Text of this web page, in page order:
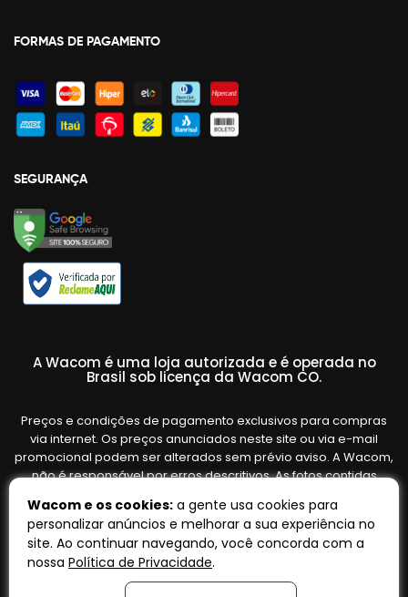
FORMAS DE PAGAMENTO
SEGURANÇA
A Wacom é uma loja autorizada e é operada no
Brasil sob licença da Wacom CO.
Preços e condições de pagamento exclusivos para compras
via internet. Os preços anunciados neste site ou via e-mail
promocional podem ser alterados sem prévio aviso. A Wacom,
não é responsável por erros descritivos. As fotos contidas
variar de acordo com o fornecedor/lote do fabricante. Ofertas
válidas até o término de nossos estoques. Vendas sujeitas à
análise e confirmação de dados.
Wacom e os cookies: a gente usa cookies para
personalizar anúncios e melhorar a sua experiência no
site. Ao continuar navegando, você concorda com a
nossa Política de Privacidade.